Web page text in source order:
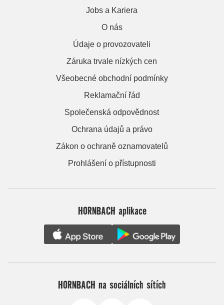
Jobs a Kariera
O nás
Údaje o provozovateli
Záruka trvale nízkých cen
Všeobecné obchodní podmínky
Reklamační řád
Společenská odpovědnost
Ochrana údajů a právo
Zákon o ochraně oznamovatelů
Prohlášení o přístupnosti
HORNBACH aplikace
HORNBACH na sociálních sítích